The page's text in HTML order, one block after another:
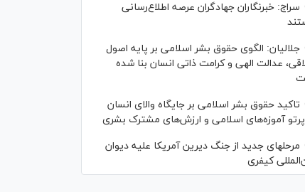
سراج: خبرنگاران جهادگران عرصه اطلاع‌رسانی
جلالیان: الگوی حقوق بشر اسلامی بر پایه اصول
عدالت الهی و کرامت ذاتی انسان بنا شده
تاکید حقوق بشر اسلامی بر جایگاه والای انسان
آموزه‌های اسلامی و ارزش‌های مشترک بشری
مرحله‎ای جدید از جنگ دیرین آمریکا علیه دیوان
کیفری